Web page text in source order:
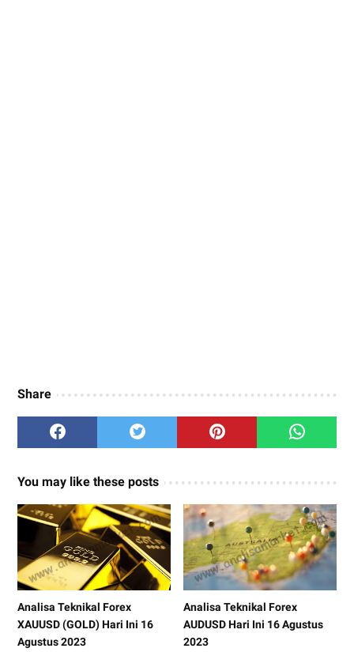
Share
You may like these posts
Analisa Teknikal Forex
XAUUSD (GOLD) Hari Ini 16
Agustus 2023
Analisa Teknikal Forex
AUDUSD Hari Ini 16 Agustus
2023